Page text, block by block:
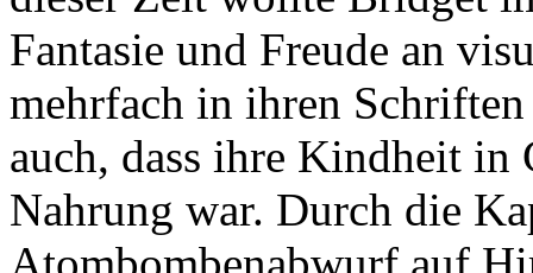
Fantasie und Freude an
mehrfach in ihren
auch, dass ihre Kindheit
Nahrung war. Durch die
Atombombenabwurf auf